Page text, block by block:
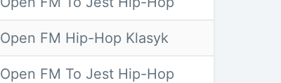
Open FM Hip-Hop Klasyk
Open FM To Jest Hip-Hop